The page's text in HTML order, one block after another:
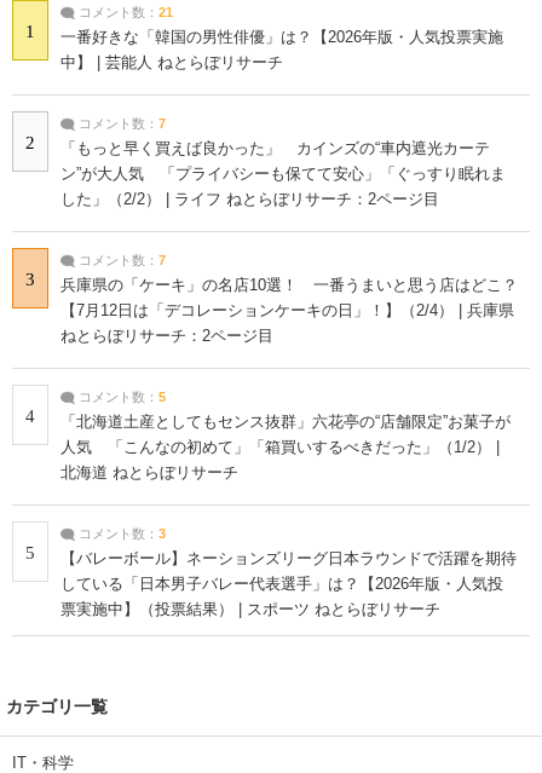
1
コメント数： 21
一番好きな「韓国の男性俳優」は？【2026年版・人気投票実施
中】 | 芸能人 ねとらぼリサーチ
2
コメント数： 7
「もっと早く買えば良かった」 カインズの“車内遮光カーテ
ン”が大人気 「プライバシーも保てて安心」「ぐっすり眠れま
した」（2/2） | ライフ ねとらぼリサーチ：2ページ目
3
コメント数： 7
兵庫県の「ケーキ」の名店10選！ 一番うまいと思う店はどこ？
【7月12日は「デコレーションケーキの日」！】（2/4） | 兵庫県
ねとらぼリサーチ：2ページ目
4
コメント数： 5
「北海道土産としてもセンス抜群」六花亭の“店舗限定”お菓子が
人気 「こんなの初めて」「箱買いするべきだった」（1/2） |
北海道 ねとらぼリサーチ
5
コメント数： 3
【バレーボール】ネーションズリーグ日本ラウンドで活躍を期待
している「日本男子バレー代表選手」は？【2026年版・人気投
票実施中】（投票結果） | スポーツ ねとらぼリサーチ
カテゴリ一覧
IT・科学